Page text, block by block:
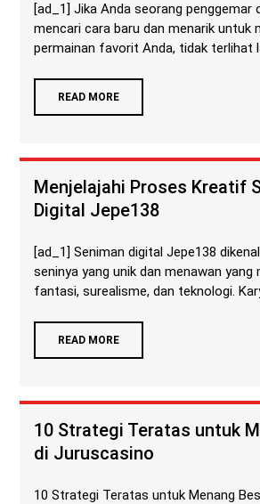
[ad_1] Jika Anda seorang penggemar
mencari cara baru dan menarik untuk
permainan favorit Anda, tidak terlihat
READ MORE
Menjelajahi Proses Kreatif
Digital Jepe138
[ad_1] Seniman digital Jepe138
seninya yang unik dan menawan yang
fantasi, surealisme, dan teknologi.
READ MORE
10 Strategi Teratas untuk
di Juruscasino
10 Strategi Teratas untuk Menang